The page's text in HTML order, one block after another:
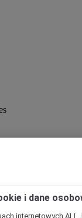
i dane
internetowych